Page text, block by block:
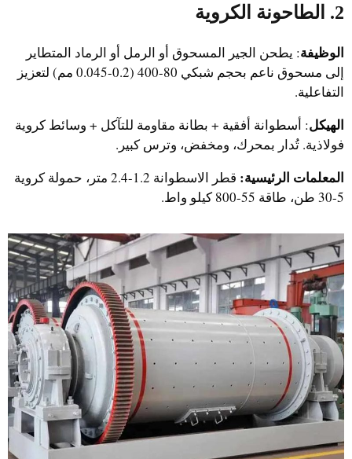
2. الطاحونة الكروية
الوظيفة: يطحن الجير المسحوق أو الرمل أو الرماد المتطاير
إلى مسحوق ناعم بحجم شبكي 80-400 (0.2-0.045 مم) لتعزيز
التفاعلية.
الهيكل: أسطوانة أفقية + بطانة مقاومة للتآكل + وسائط كروية
فولاذية. تُدار بمحرك، ومخفض، وترس كبير.
المعلمات الرئيسية:
قطر الاسطوانة 1.2-2.4 متر، حمولة كروية
5-30 طن، طاقة 55-800 كيلو واط.